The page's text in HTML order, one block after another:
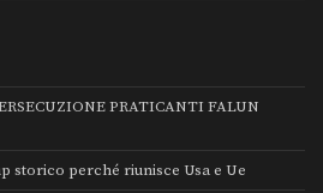
PRATICANTI FALUN
storico perché riunisce Usa e Ue